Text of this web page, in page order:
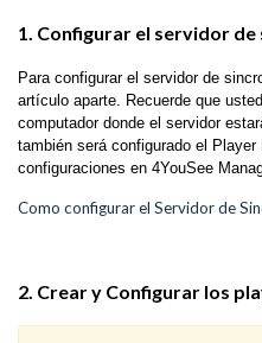
1. Configurar el servidor de
Para configurar el servidor de
artículo aparte. Recuerde que
computador donde el servidor
también será configurado el
configuraciones en 4YouSee
Como configurar el Servidor de
2. Crear y Configurar los